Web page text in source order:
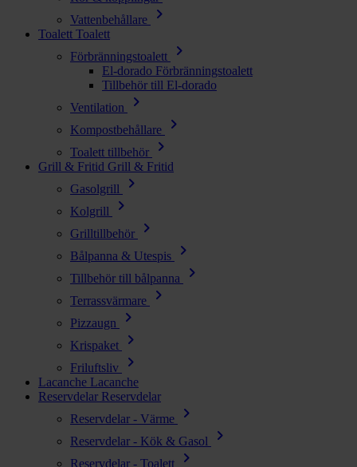
Vattenbehållare chevron_right
Toalett Toalett
Förbränningstoalett
chevron_right
El-dorado Förbränningstoalett
Tillbehör till El-dorado
Ventilation
chevron_right
Kompostbehållare chevron_right
Toalett tillbehör chevron_right
Grill & Fritid Grill & Fritid
Gasolgrill
chevron_right
Kolgrill chevron_right
Grilltillbehör chevron_right
Bålpanna & Utespis chevron_right
Tillbehör till bålpanna chevron_right
Terrassvärmare chevron_right
Pizzaugn chevron_right
Krispaket chevron_right
Friluftsliv chevron_right
Lacanche Lacanche
Reservdelar Reservdelar
Reservdelar - Värme
chevron_right
Reservdelar - Kök & Gasol chevron_right
Reservdelar - Toalett chevron_right